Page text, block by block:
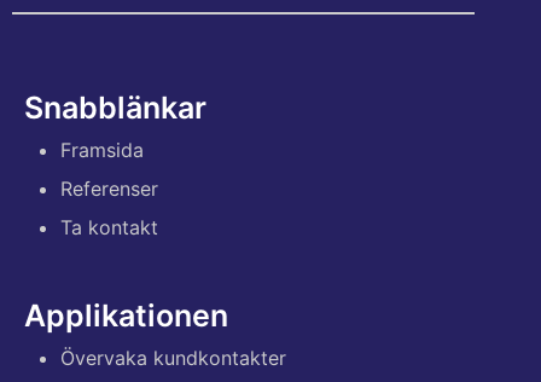
Snabblänkar
Framsida
Referenser
Ta kontakt
Applikationen
Övervaka kundkontakter